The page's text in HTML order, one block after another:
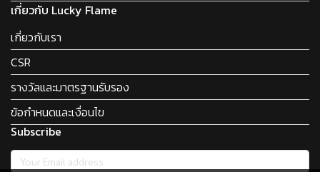
เกี่ยวกับ Lucky Flame
เกี่ยวกับเรา
CSR
รางวัลและมาตรฐานรับรอง
ข้อกำหนดและเงื่อนไข
Subscribe